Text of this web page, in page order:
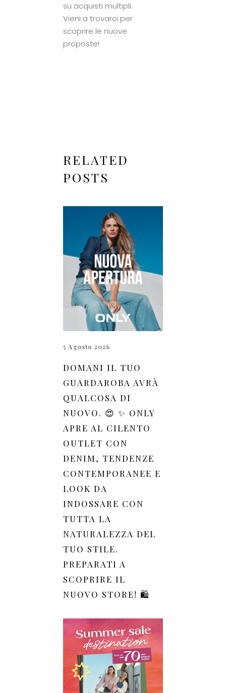
su acquisti multipli.
Vieni a trovarci per
scoprire le nuove
proposte!
RELATED
POSTS
5 Agosto 2026
DOMANI IL TUO
GUARDAROBA AVRÀ
QUALCOSA DI
NUOVO. 😍 ✨ ONLY
APRE AL CILENTO
OUTLET CON
DENIM, TENDENZE
CONTEMPORANEE E
LOOK DA
INDOSSARE CON
TUTTA LA
NATURALEZZA DEL
TUO STILE.
PREPARATI A
SCOPRIRE IL
NUOVO STORE! 🛍️